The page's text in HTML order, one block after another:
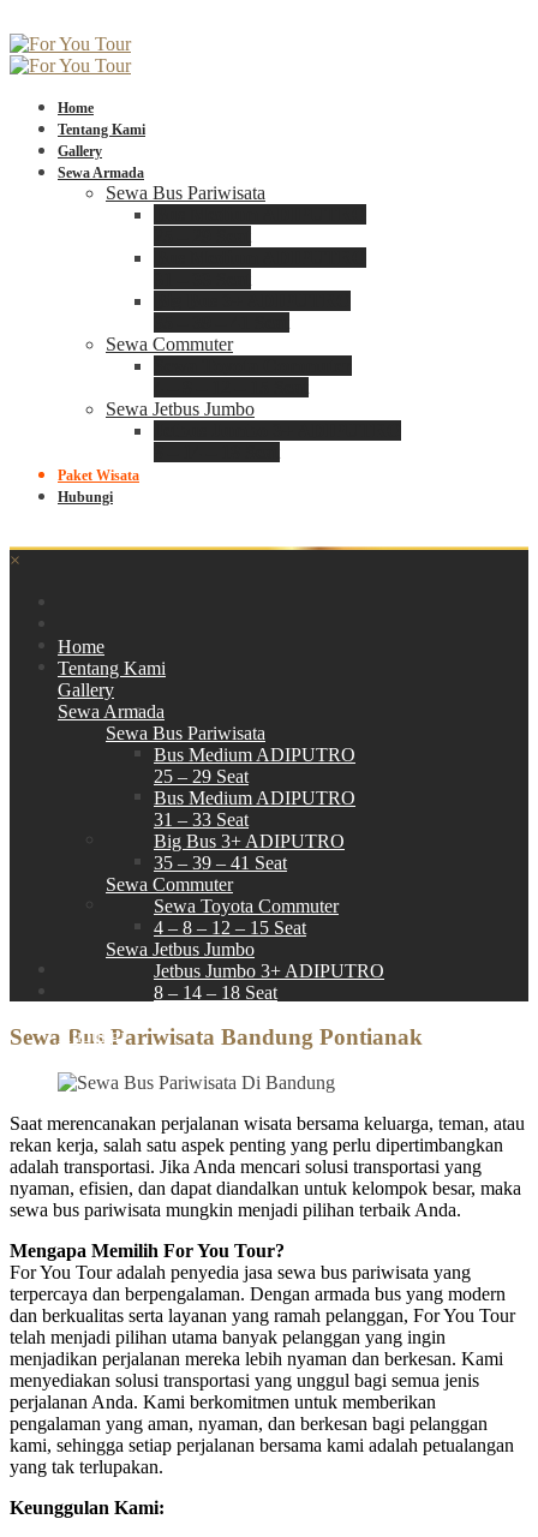
Home
Tentang Kami
Gallery
Sewa Armada
Sewa Bus Pariwisata
Sewa Commuter
Sewa Jetbus Jumbo
Paket Wisata
Hubungi
×
Home
Tentang Kami
Gallery
Sewa Armada
Sewa Bus Pariwisata
Bus Medium ADIPUTRO
25 – 29 Seat
Bus Medium ADIPUTRO
31 – 33 Seat
Big Bus 3+ ADIPUTRO
35 – 39 – 41 Seat
Sewa Commuter
Sewa Toyota Commuter
4 – 8 – 12 – 15 Seat
Sewa Jetbus Jumbo
Jetbus Jumbo 3+ ADIPUTRO
8 – 14 – 18 Seat
Hubungi
Sewa Bus Pariwisata Bandung Pontianak
Saat merencanakan perjalanan wisata bersama keluarga, teman, atau
rekan kerja, salah satu aspek penting yang perlu dipertimbangkan
adalah transportasi. Jika Anda mencari solusi transportasi yang
nyaman, efisien, dan dapat diandalkan untuk kelompok besar, maka
sewa bus pariwisata mungkin menjadi pilihan terbaik Anda.
Mengapa Memilih For You Tour?
For You Tour adalah penyedia jasa sewa bus pariwisata yang
terpercaya dan berpengalaman. Dengan armada bus yang modern
dan berkualitas serta layanan yang ramah pelanggan, For You Tour
telah menjadi pilihan utama banyak pelanggan yang ingin
menjadikan perjalanan mereka lebih nyaman dan berkesan. Kami
menyediakan solusi transportasi yang unggul bagi semua jenis
perjalanan Anda. Kami berkomitmen untuk memberikan
pengalaman yang aman, nyaman, dan berkesan bagi pelanggan
kami, sehingga setiap perjalanan bersama kami adalah petualangan
yang tak terlupakan.
Keunggulan Kami: